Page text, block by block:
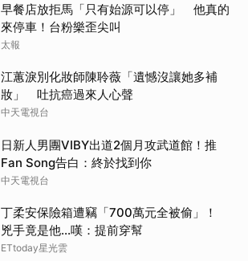
早餐店放拒馬「只有始源可以停」 他真的
來停車！台粉樂歪尖叫
太報
江蕙淚別化妝師陳聆薇「遺憾沒讓她多補
妝」 吐抗癌過來人心聲
中天電視台
日新人男團VIBY出道2個月攻武道館！推
Fan Song告白：終於找到你
中天電視台
丁柔安保險箱遭竊「700萬元全被偷」！
兇手竟是他...嘆：提前穿幫
ETtoday星光雲